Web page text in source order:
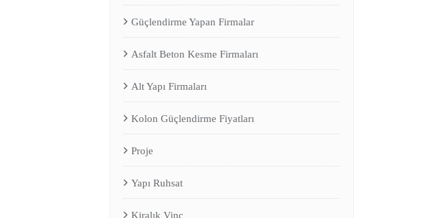
Güçlendirme Yapan Firmalar
Asfalt Beton Kesme Firmaları
Alt Yapı Firmaları
Kolon Güçlendirme Fiyatları
Proje
Yapı Ruhsat
Kiralık Vinç